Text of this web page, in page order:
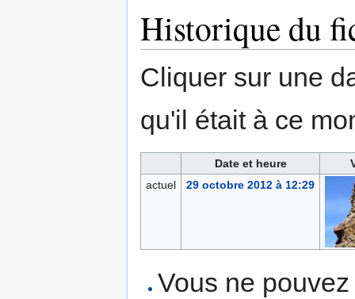
Historique du
Cliquer sur une
qu'il était à ce
Date et heure
actuel
29 octobre 2012 à 12:29
Vous ne